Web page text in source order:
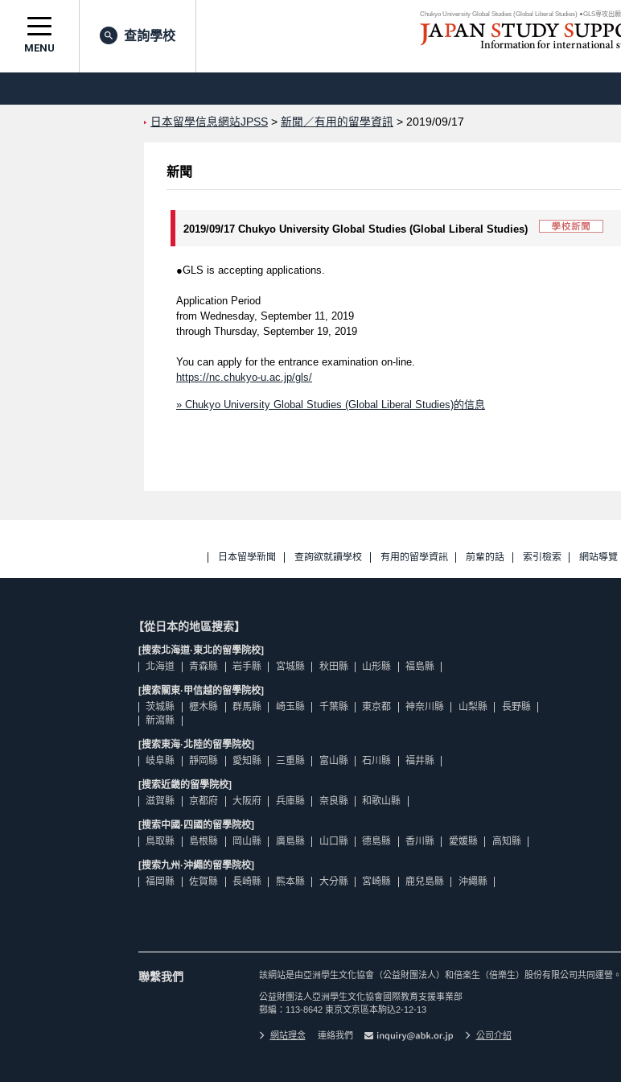
Chukyo University Global Studies (Global Liberal Studies) ●GLS専攻出
MENU
查詢學校
日本留學信息網站JPSS > 新聞／有用的留學資訊 > 2019/09/17
新聞
2019/09/17 Chukyo University Global Studies (Global Liberal Studies)
●GLS is accepting applications.
Application Period
from Wednesday, September 11, 2019
through Thursday, September 19, 2019
You can apply for the entrance examination on-line.
https://nc.chukyo-u.ac.jp/gls/
» Chukyo University Global Studies (Global Liberal Studies)的信息
日本留學新聞 查詢欲就讀學校 有用的留學資訊 前輩的話 索引檢索 網站導覽
【從日本的地區搜索】
[搜索北海道·東北的留學院校]
北海道
青森縣 岩手縣 宮城縣 秋田縣 山形縣 福島縣
[搜索關東·甲信越的留學院校]
茨城縣
櫪木縣 群馬縣 崎玉縣 千葉縣 東京都 神奈川縣 山梨縣
長野縣
新瀉縣
[搜索東海·北陸的留學院校]
岐阜縣
靜岡縣 愛知縣 三重縣 富山縣 石川縣 福井縣
[搜索近畿的留學院校]
滋賀縣
京都府 大阪府 兵庫縣 奈良縣 和歌山縣
[搜索中國·四國的留學院校]
鳥取縣
島根縣 岡山縣 廣島縣 山口縣 德島縣 香川縣 愛媛縣 高知縣
[搜索九州·沖繩的留學院校]
福岡縣
佐賀縣 長崎縣 熊本縣 大分縣 宮崎縣 鹿兒島縣 沖繩縣
聯繫我們 該網站是由亞洲學生文化協會（公益財團法人）和倍楽生（倍樂生）股份有限公司共同運營。
公益財團法人亞洲學生文化協會國際教育支援事業部
郵編：113-8642 東京文京區本駒込2-12-13
網站理念 連絡我們 公司介紹